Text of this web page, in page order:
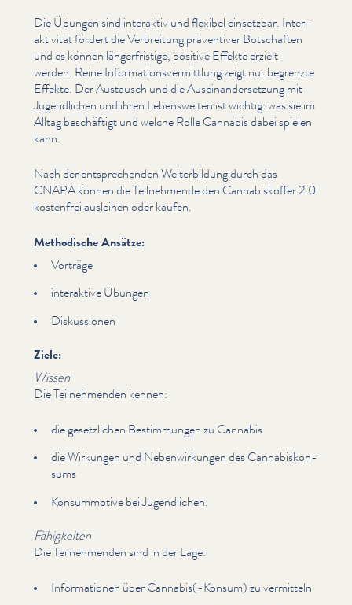
Die Übungen sind interaktiv und flexibel einsetzbar. Inter­
ak­tiv­ität fördert die Verbreitung präventiver Botschaften
und es können länger­fristige, positive Effekte erzielt
werden. Reine Infor­ma­tionsver­mit­tlung zeigt nur begrenzte
Effekte. Der Austausch und die Auseinan­der­set­zung mit
Jugendlichen und ihren Lebenswel­ten ist wichtig: was sie im
Alltag beschäftigt und welche Rolle Cannabis dabei spielen
kann.
Nach der entsprechen­den Weit­er­bil­dung durch das
CNAPA können die Teil­nehmende den Cannabiskof­fer 2.0
kostenfrei ausleihen oder kaufen.
Methodische Ansätze:
Vorträge
interaktive Übungen
Diskus­sio­nen
Ziele:
Wissen
Die Teil­nehmenden kennen:
die geset­zlichen Bes­tim­mungen zu Cannabis
die Wirkungen und Neben­wirkun­gen des Cannabiskon­
sums
Kon­sum­mo­tive bei Jugendlichen.
Fähigkeiten
Die Teil­nehmenden sind in der Lage:
Infor­ma­tio­nen über Cannabis(-Konsum) zu vermitteln